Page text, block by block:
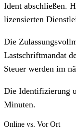
Ident abschließen.
lizensierten
Die
Lastschriftmandat
Steuer werden im
Die Identifizierung
Minuten.
Online vs. Vor Ort